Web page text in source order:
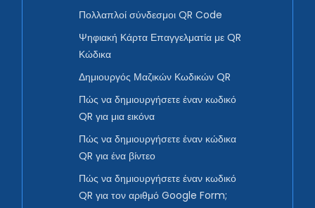
Πολλαπλοί σύνδεσμοι QR Code
Ψηφιακή Κάρτα Επαγγελματία με QR
Κώδικα
Δημιουργός Μαζικών Κωδικών QR
Πώς να δημιουργήσετε έναν κωδικό
QR για μια εικόνα
Πώς να δημιουργήσετε έναν κώδικα
QR για ένα βίντεο
Πώς να δημιουργήσετε έναν κωδικό
QR για τον αριθμό Google Form;